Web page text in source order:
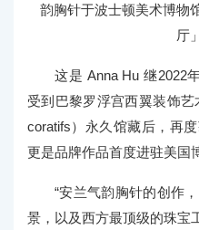
韵胸针于波士顿美术博物
厅
这是 Anna Hu 继2022
受到巴黎罗浮宫西翼装饰
coratifs）永久馆藏后，再
更是品牌作品首度进驻美国
“安兰气韵胸针的创作
景，以及西方最顶级的珠宝